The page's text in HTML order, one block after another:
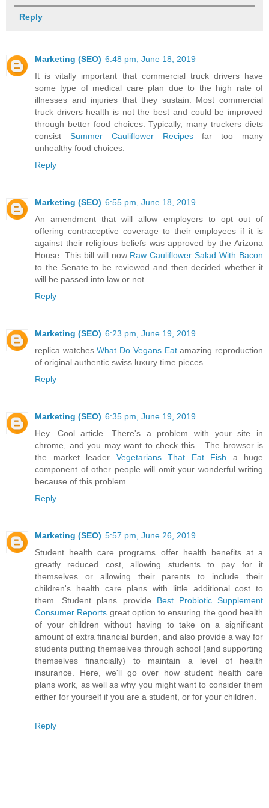
Reply
Marketing (SEO) 6:48 pm, June 18, 2019
It is vitally important that commercial truck drivers have
some type of medical care plan due to the high rate of
illnesses and injuries that they sustain. Most commercial
truck drivers health is not the best and could be improved
through better food choices. Typically, many truckers diets
consist Summer Cauliflower Recipesfar too many
unhealthy food choices.
Reply
Marketing (SEO) 6:55 pm, June 18, 2019
An amendment that will allow employers to opt out of
offering contraceptive coverage to their employees if it is
against their religious beliefs was approved by the Arizona
House. This bill will now Raw Cauliflower Salad With Bacon
to the Senate to be reviewed and then decided whether it
will be passed into law or not.
Reply
Marketing (SEO) 6:23 pm, June 19, 2019
replica watchesWhat Do Vegans Eatamazing reproduction
of original authentic swiss luxury time pieces.
Reply
Marketing (SEO) 6:35 pm, June 19, 2019
Hey. Cool article. There's a problem with your site in
chrome, and you may want to check this... The browser is
the market leader Vegetarians That Eat Fish a huge
component of other people will omit your wonderful writing
because of this problem.
Reply
Marketing (SEO) 5:57 pm, June 26, 2019
Student health care programs offer health benefits at a
greatly reduced cost, allowing students to pay for it
themselves or allowing their parents to include their
children's health care plans with little additional cost to
them. Student plans provide Best Probiotic Supplement
Consumer Reports great option to ensuring the good health
of your children without having to take on a significant
amount of extra financial burden, and also provide a way for
students putting themselves through school (and supporting
themselves financially) to maintain a level of health
insurance. Here, we'll go over how student health care
plans work, as well as why you might want to consider them
either for yourself if you are a student, or for your children.
Reply